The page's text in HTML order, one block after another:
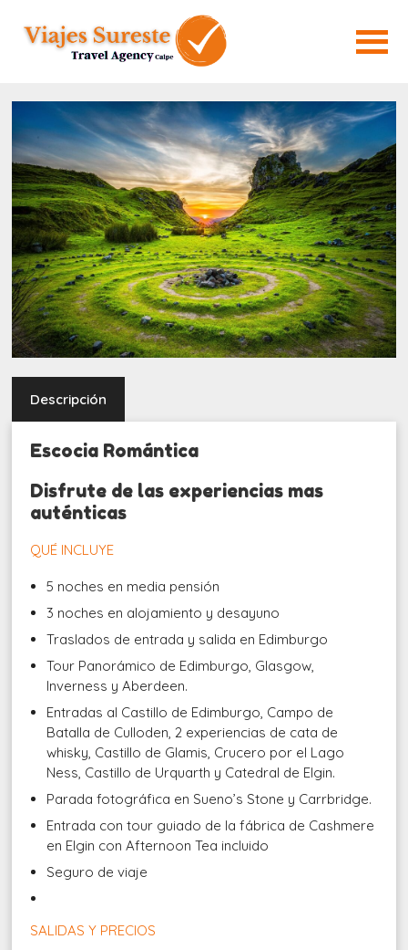
Descripción
Escocia Romántica
Disfrute de las experiencias mas
auténticas
QUÉ INCLUYE
5 noches en media pensión
3 noches en alojamiento y desayuno
Traslados de entrada y salida en Edimburgo
Tour Panorámico de Edimburgo, Glasgow,
Inverness y Aberdeen.
Entradas al Castillo de Edimburgo, Campo de
Batalla de Culloden, 2 experiencias de cata de
whisky, Castillo de Glamis, Crucero por el Lago
Ness, Castillo de Urquarth y Catedral de Elgin.
Parada fotográfica en Sueno’s Stone y Carrbridge.
Entrada con tour guiado de la fábrica de Cashmere
en Elgin con Afternoon Tea incluido
Seguro de viaje
SALIDAS Y PRECIOS